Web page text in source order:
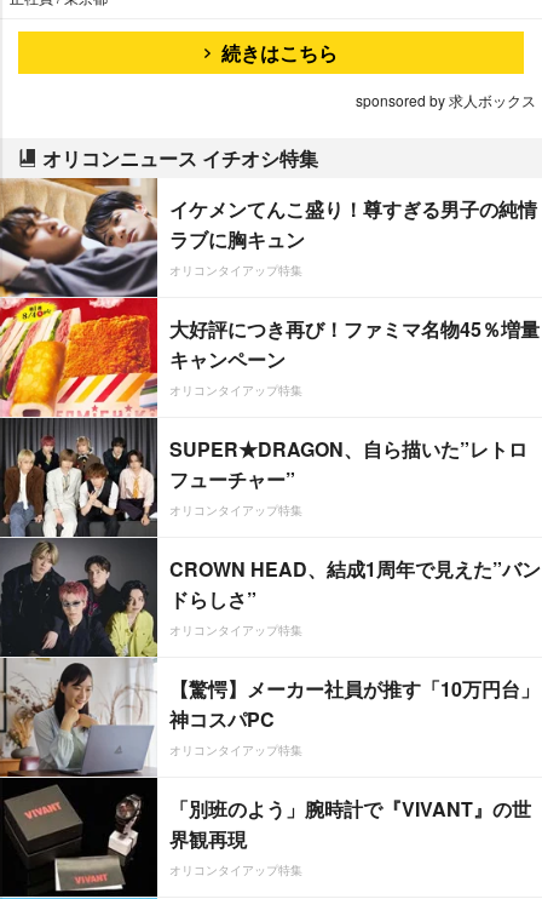
続きはこちら
sponsored by 求人ボックス
オリコンニュース イチオシ特集
イケメンてんこ盛り！尊すぎる男子の純情
ラブに胸キュン
オリコンタイアップ特集
大好評につき再び！ファミマ名物45％増量
キャンペーン
オリコンタイアップ特集
SUPER★DRAGON、自ら描いた”レトロ
フューチャー”
オリコンタイアップ特集
CROWN HEAD、結成1周年で見えた”バン
ドらしさ”
オリコンタイアップ特集
【驚愕】メーカー社員が推す「10万円台」
神コスパPC
オリコンタイアップ特集
「別班のよう」腕時計で『VIVANT』の世
界観再現
オリコンタイアップ特集